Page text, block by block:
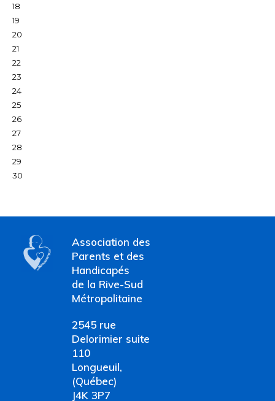
18
19
20
21
22
23
24
25
26
27
28
29
30
Association des
Parents et des
Handicapés
de la Rive-Sud
Métropolitaine
2545 rue
Delorimier suite
110
Longueuil,
(Québec)
J4K 3P7